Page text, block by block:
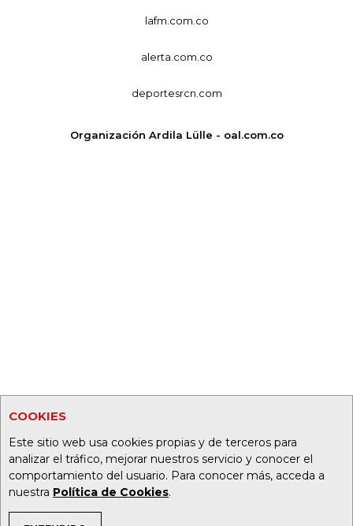
COOKIES
Este sitio web usa cookies propias y de terceros para
analizar el tráfico, mejorar nuestros servicio y conocer el
comportamiento del usuario. Para conocer más, acceda a
nuestra Política de Cookies.
lafm.com.co
alerta.com.co
deportesrcn.com
Organización Ardila Lülle - oal.com.co